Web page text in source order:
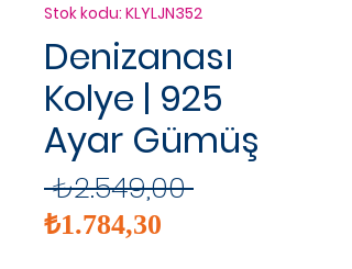
Stok kodu: KLYLJN352
Denizanası
Kolye | 925
Ayar Gümüş
₺2.549,00 Normal
₺1.784,30